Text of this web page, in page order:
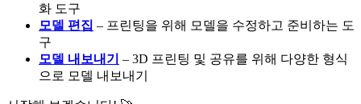
화 도구
모델 편집 – 프린팅을 위해 모델을 수정하고 준비하는 도
구
모델 내보내기 – 3D 프린팅 및 공유를 위해 다양한 형식
으로 모델 내보내기